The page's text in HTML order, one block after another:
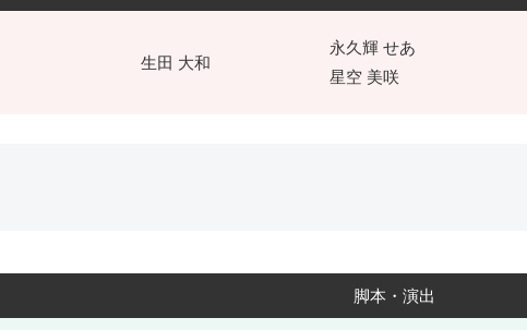
生田 大和
永久輝 せあ
星空 美咲
脚本・演出